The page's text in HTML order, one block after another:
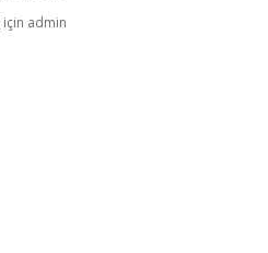
için admin